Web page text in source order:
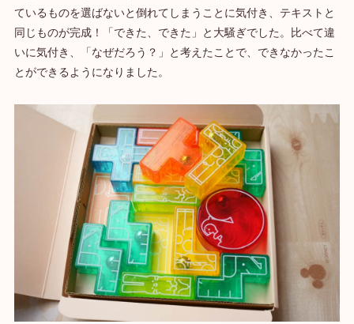
ているものを選ばないと倒れてしまうことに気付き、テキストと
同じものが完成！「できた、できた」と大騒ぎでした。比べて違
いに気付き、「なぜだろう？」と考えたことで、できなかったこ
とができるようになりました。